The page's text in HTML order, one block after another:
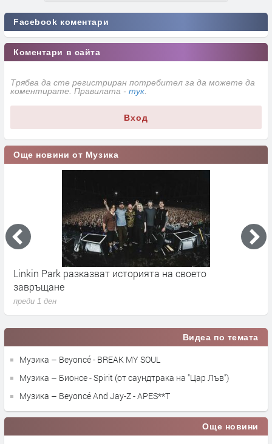
Facebook коментари
Коментари в сайта
Трябва да сте регистриран потребител за да можете да
коментирате. Правилата - тук
Вход
Още новини от Музика
Linkin Park разказват историята на своето
завръщане
преди 1 ден
Видеа по темата
Музика – Beyoncé - BREAK MY SOUL
Музика – Бионсе - Spirit (от саундтрака на "Цар Лъв")
Музика – Beyoncé And Jay-Z - APES**T
Още новини